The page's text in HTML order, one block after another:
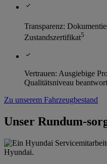
Transparenz:
Zustandszertifikat5
Vertrauen: Ausgiebige
Qualitätsniveau
Zu unserem Fahrzeugbestand
Unser Rundum-